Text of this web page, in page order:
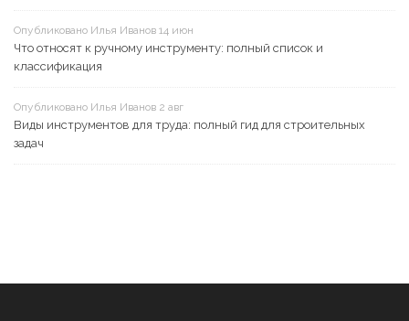
Опубликовано Илья Иванов 14 июн
Что относят к ручному инструменту: полный список и
классификация
Опубликовано Илья Иванов 2 авг
Виды инструментов для труда: полный гид для строительных
задач